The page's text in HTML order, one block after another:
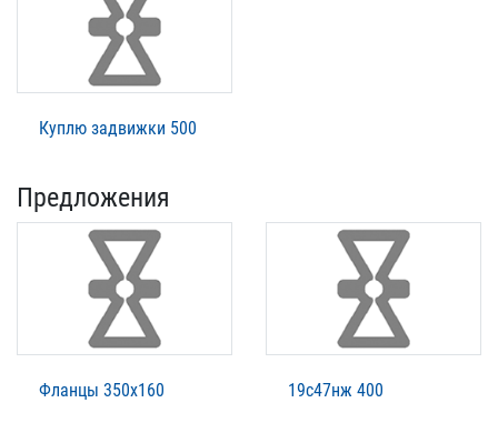
Куплю задвижки 500
Предложения
Фланцы 350х160 19с47нж 400